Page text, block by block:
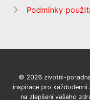
Podmínky
© 2026 zivotni-
inspirace pro
na zlepšení vašeho